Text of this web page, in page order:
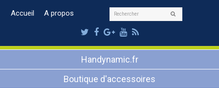
Accueil A propos Rechercher
Twitter
Facebook
Google
Plus
Youtube
RSS
Handynamic.fr
Boutique d'accessoires